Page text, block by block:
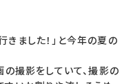
ました！」と今年の夏の
の撮影をしていて、撮影の